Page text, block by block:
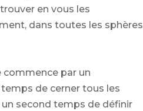
en vous les
dans toutes les sphères
commence par un
de cerner tous les
second temps de définir